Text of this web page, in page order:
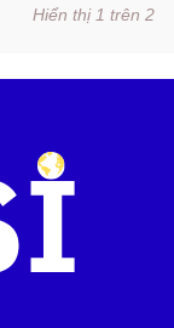
Hiển thị 1 trên 2